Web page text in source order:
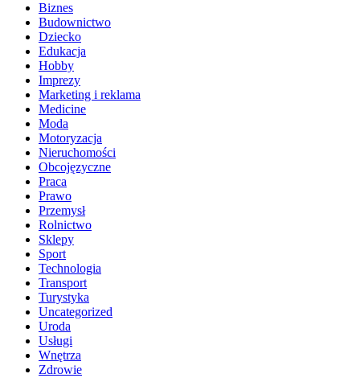
Biznes
Budownictwo
Dziecko
Edukacja
Hobby
Imprezy
Marketing i reklama
Medicine
Moda
Motoryzacja
Nieruchomości
Obcojęzyczne
Praca
Prawo
Przemysł
Rolnictwo
Sklepy
Sport
Technologia
Transport
Turystyka
Uncategorized
Uroda
Usługi
Wnętrza
Zdrowie